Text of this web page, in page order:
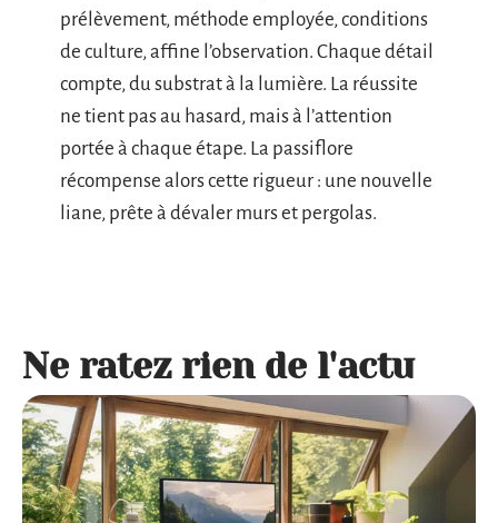
prélèvement, méthode employée, conditions
de culture, affine l’observation. Chaque détail
compte, du substrat à la lumière. La réussite
ne tient pas au hasard, mais à l’attention
portée à chaque étape. La passiflore
récompense alors cette rigueur : une nouvelle
liane, prête à dévaler murs et pergolas.
Ne ratez rien de l'actu